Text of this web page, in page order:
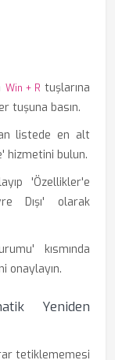
Win + R tuşlarına
tuşuna basın.
listede en alt
hizmetini bulun.
'Özellikler'e
Dışı' olarak
kısmında
onaylayın.
Yeniden
tetiklememesi